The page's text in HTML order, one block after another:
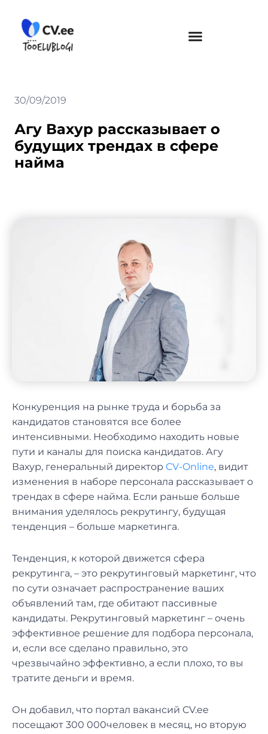
content
30/09/2019
Агу Вахур рассказывает о
будущих трендах в сфере
найма
Конкуренция на рынке труда и борьба за
кандидатов становятся все более
интенсивными. Необходимо находить новые
пути и каналы для поиска кандидатов. Агу
Вахур, генеральный директор CV-Online, видит
изменения в наборе персонала рассказывает о
трендах в сфере найма. Если раньше больше
внимания уделялось рекрутингу, будущая
тенденция – больше маркетинга.
Тенденция, к которой движется сфера
рекрутинга, – это рекрутинговый маркетинг, что
по сути означает распространение ваших
объявлений там, где обитают пассивные
кандидаты. Рекрутинговый маркетинг – очень
эффективное решение для подбора персонала,
и, если все сделано правильно, это
чрезвычайно эффективно, а если плохо, то вы
тратите деньги и время.
Он добавил, что портал вакансий CV.ee
посещают 300 000человек в месяц, но вторую